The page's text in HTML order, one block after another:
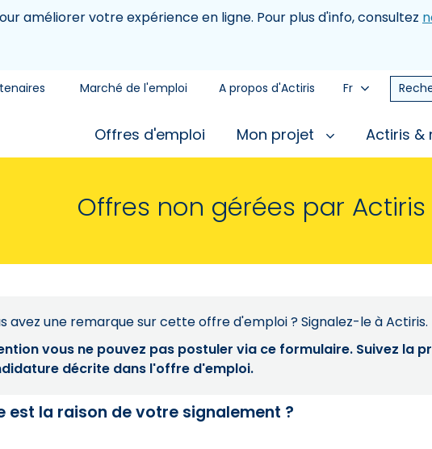
améliorer votre expérience en ligne. Pour plus d'info, consultez
Marché de l'emploi A propos d'Actiris Fr
Offres d'emploi Mon projet Actiris
Offres non gérées par Actiris
avez une remarque sur cette offre d'emploi ? Signalez-le à Actiris.
vous ne pouvez pas postuler via ce formulaire. Suivez la
décrite dans l'offre d'emploi.
est la raison de votre signalement ?